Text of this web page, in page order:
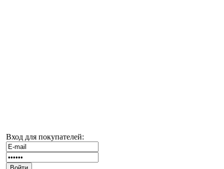
Вход для покупателей: